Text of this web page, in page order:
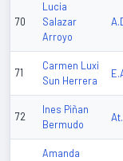
70
Lucia
Salazar
Arroyo
71
Carmen Luxi
Sun Herrera
72
Ines Piñan
Bermudo
Amanda